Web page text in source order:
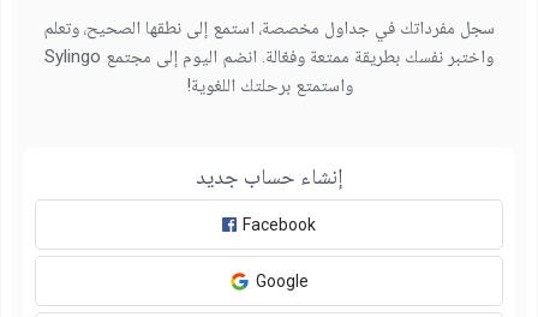
سجل مفرداتك في جداول مخصصة، استمع إلى نطقها الصحيح، وتعلم
واختبر نفسك بطريقة ممتعة وفعّالة. انضم اليوم إلى مجتمع Sylingo
واستمتع برحلتك اللغوية!
إنشاء حساب جديد
Facebook
Google